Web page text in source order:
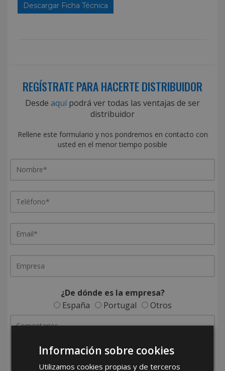
Descargar Ficha Técnica
REGÍSTRATE PARA HACERTE DISTRIBUIDOR
Desde aquípodrá ver todas las ventajas de ser
distribuidor
Rellene este formulario y nos pondremos en contacto con
usted en el menor tiempo posible
¿De dónde es la empresa?
España
Portugal Otros
Información sobre cookies
Utilizamos cookies propias y de terceros